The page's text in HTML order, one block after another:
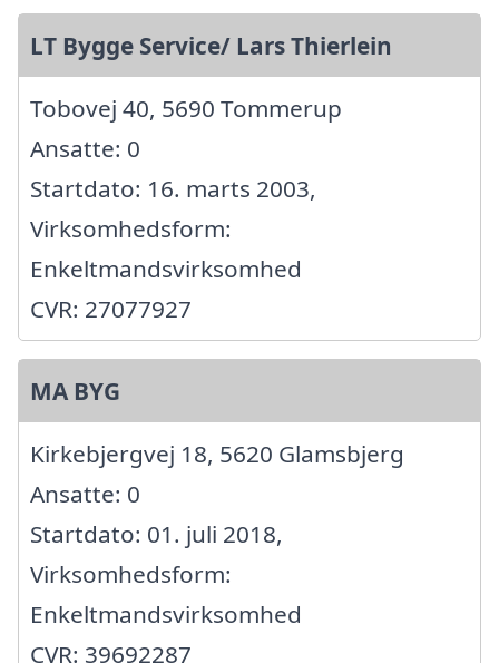
LT Bygge Service/ Lars Thierlein
Tobovej 40, 5690 Tommerup
Ansatte: 0
Startdato: 16. marts 2003,
Virksomhedsform:
Enkeltmandsvirksomhed
CVR: 27077927
MA BYG
Kirkebjergvej 18, 5620 Glamsbjerg
Ansatte: 0
Startdato: 01. juli 2018,
Virksomhedsform:
Enkeltmandsvirksomhed
CVR: 39692287